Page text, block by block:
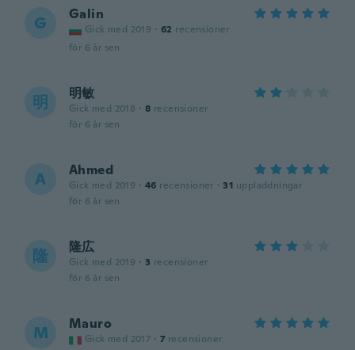
G Galin
Gick med 2019 · 62 recensioner
för 6 år sen
明 明敏
Gick med 2018 · 8 recensioner
för 6 år sen
A Ahmed
Gick med 2019 · 46 recensioner · 31 uppladdningar
för 6 år sen
隆 隆広
Gick med 2019 · 3 recensioner
för 6 år sen
M Mauro
Gick med 2017 · 7 recensioner